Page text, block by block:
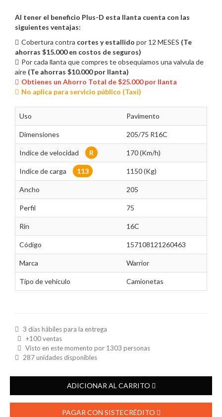
Al tener el beneficio Plus-D esta llanta cuenta con las
siguientes ventajas:
Cobertura contra cortes y estallido por 12 MESES (Te
ahorras $15.000 en costos de seguros)
Por cada llanta que compres te obsequiamos una valvula de
aire (Te ahorras $10.000 por llanta)
Obtienes un Ahorro Total de $25.000 por llanta
No aplica para servicio público (Taxi)
Uso Pavimento
Dimensiones 205/75 R16C
Indice de velocidad R 170 (Km/h)
Indice de carga 113 1150 (Kg)
Ancho 205
Perfil 75
Rin 16C
Código 157108121260463
Marca Warrior
Tipo de vehículo Camionetas
3 días hábiles para la entrega
+100 ventas
Visto en este momento por 1303 personas
287 unidades disponibles
ADICIONAR AL CARRITO
PAGAR CON SISTECRÉDITO